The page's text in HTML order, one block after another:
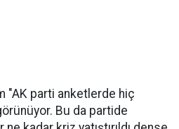
"AK parti anketlerde hiç
Bu da partide